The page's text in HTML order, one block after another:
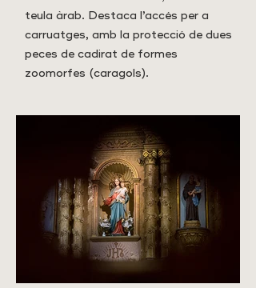
teula àrab. Destaca l’accés per a
carruatges, amb la protecció de dues
peces de cadirat de formes
zoomorfes (caragols).